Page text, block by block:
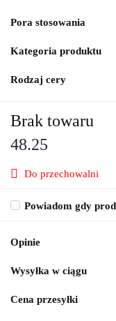
Pora stosowania
Kategoria produktu
Rodzaj cery
Brak towaru
48.25
Do przechowalni
Powiadom gdy
Opinie
Wysyłka w ciągu
Cena przesyłki